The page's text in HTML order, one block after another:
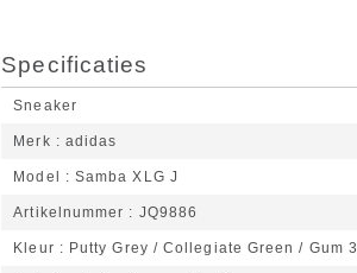
Specificaties
Sneaker
Merk adidas
Model Samba XLG J
Artikelnummer JQ9886
Kleur Putty Grey / Collegiate Green / Gum 3